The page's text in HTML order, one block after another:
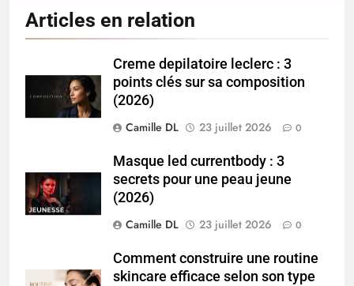
Articles en relation
Creme depilatoire leclerc : 3
points clés sur sa composition
(2026)
Camille DL
23 juillet 2026 0
Masque led currentbody : 3
secrets pour une peau jeune
(2026)
Camille DL
23 juillet 2026 0
Comment construire une routine
skincare efficace selon son type